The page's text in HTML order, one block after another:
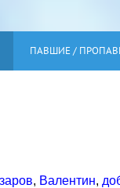
ПАВШИЕ /
, Валентин,